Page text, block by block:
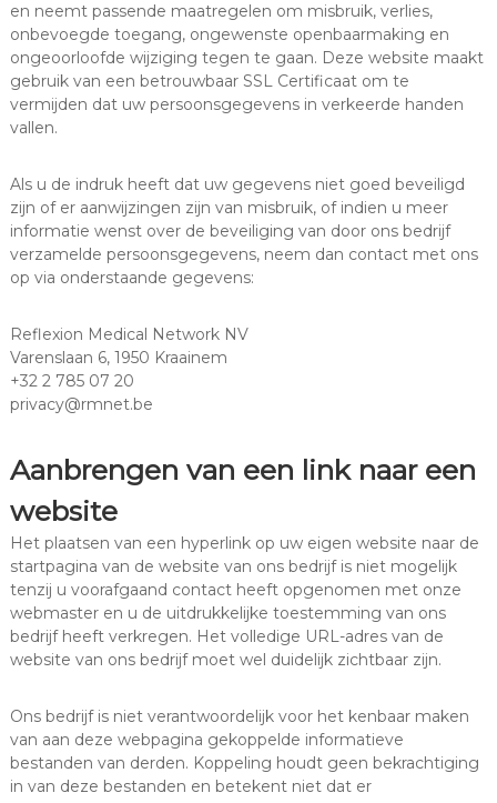
en neemt passende maatregelen om misbruik, verlies,
onbevoegde toegang, ongewenste openbaarmaking en
ongeoorloofde wijziging tegen te gaan. Deze website maakt
gebruik van een betrouwbaar SSL Certificaat om te
vermijden dat uw persoonsgegevens in verkeerde handen
vallen.
Als u de indruk heeft dat uw gegevens niet goed beveiligd
zijn of er aanwijzingen zijn van misbruik, of indien u meer
informatie wenst over de beveiliging van door ons bedrijf
verzamelde persoonsgegevens, neem dan contact met ons
op via onderstaande gegevens:
Reflexion Medical Network NV
Varenslaan 6, 1950 Kraainem
+32 2 785 07 20
privacy@rmnet.be
Aanbrengen van een link naar een
website
Het plaatsen van een hyperlink op uw eigen website naar de
startpagina van de website van ons bedrijf is niet mogelijk
tenzij u voorafgaand contact heeft opgenomen met onze
webmaster en u de uitdrukkelijke toestemming van ons
bedrijf heeft verkregen. Het volledige URL-adres van de
website van ons bedrijf moet wel duidelijk zichtbaar zijn.
Ons bedrijf is niet verantwoordelijk voor het kenbaar maken
van aan deze webpagina gekoppelde informatieve
bestanden van derden. Koppeling houdt geen bekrachtiging
in van deze bestanden en betekent niet dat er